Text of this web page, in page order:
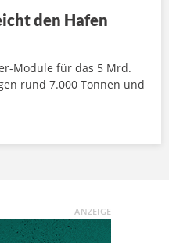
den Hafen
Module für das 5 Mrd.
rund 7.000 Tonnen und
ANZEIGE